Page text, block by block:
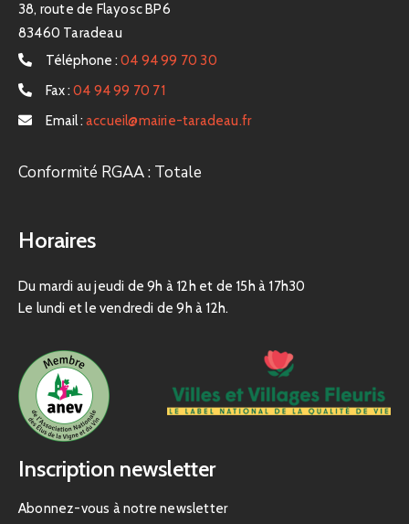
38, route de Flayosc BP6
83460 Taradeau
Téléphone : 04 94 99 70 30
Fax : 04 94 99 70 71
Email : accueil@mairie-taradeau.fr
Conformité RGAA : Totale
Horaires
Du mardi au jeudi de 9h à 12h et de 15h à 17h30
Le lundi et le vendredi de 9h à 12h.
Inscription newsletter
Abonnez-vous à notre newsletter